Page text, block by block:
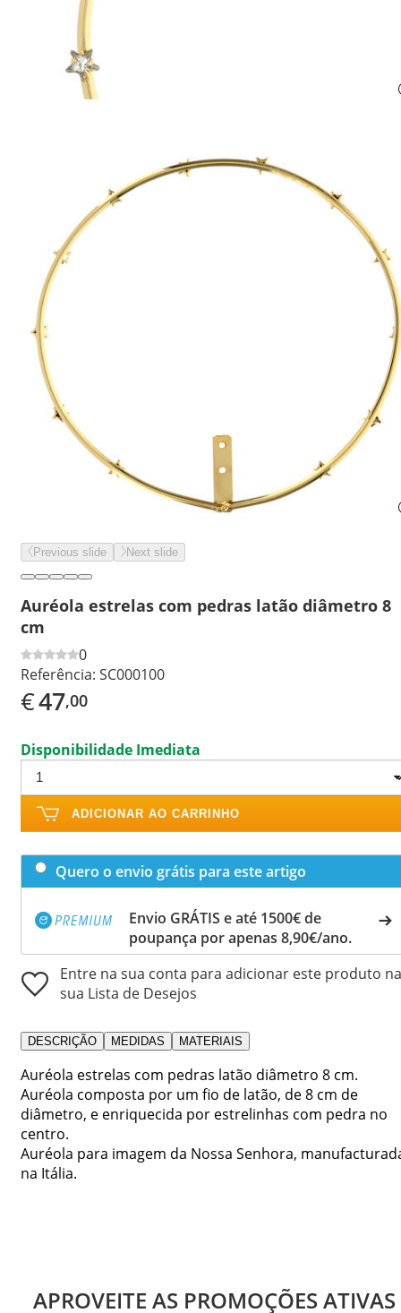
Previous slide Next slide
Auréola estrelas com pedras latão diâmetro 8
cm
0
Referência: SC000100
€47,00
Disponibilidade Imediata
ADICIONAR AO CARRINHO
Quero o envio grátis para este artigo
Envio GRÁTIS e até 1500€ de
poupança por apenas 8,90€/ano.
Entre na sua conta para adicionar este produto na
sua Lista de Desejos
DESCRIÇÃO MEDIDAS MATERIAIS
Auréola estrelas com pedras latão diâmetro 8 cm.
Auréola composta por um fio de latão, de 8 cm de
diâmetro, e enriquecida por estrelinhas com pedra no
centro.
Auréola para imagem da Nossa Senhora,
na Itália.
APROVEITE AS PROMOÇÕES ATIVAS